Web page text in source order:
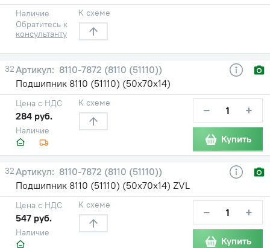
Наличие
Обратитесь к
консультанту
К схеме
32
8110-7872 (8110 (51110))
Подшипник 8110 (51110) (50х70х14)
Наличие
Цена с НДС
284 руб.
К схеме − +
Купить
32
8110-7872 (8110 (51110))
Подшипник 8110 (51110) (50х70х14) ZVL
Наличие
Цена с НДС
547 руб.
К схеме − +
Купить